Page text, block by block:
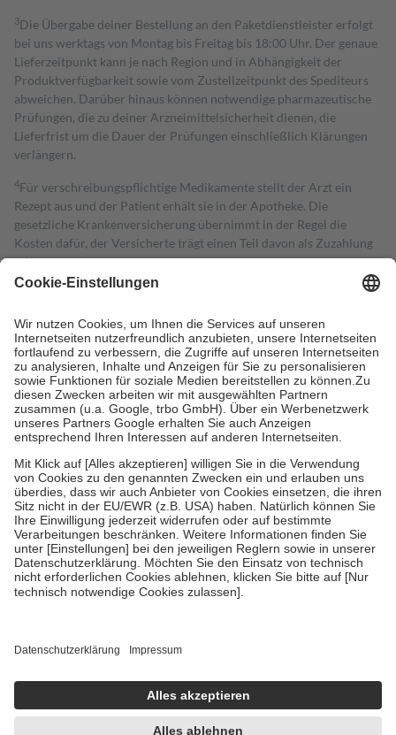
3Die Übergabe deiner Bestellung an den Paketdienstleister erfolgt
bei uns werktags von Montag bis Freitag bis 18:00 Uhr. Der genaue
Lieferzeitpunkt kann je nach Region und in Abhängigkeit der
Produktverfügbarkeit sowie vom Zustellzeitpunkt des Spediteurs
abweichen. Darüber hinaus können notwendige pharmazeutische
Prüfungen, die zu deiner Arzneimittelsicherheit dienen, die
Lieferfrist um die Dauer der Prüfungen einschließlich Klärungen
verlängern.
4Für verschreibungspflichtige Medikamente stellt der Arzt ein
Rezept aus und der Patient erhält sie in der Apotheke. Die
gesetzliche Krankenversicherung übernimmt in der Regel die
Kosten dafür, der Versicherte trägt einen Teil davon als Zuzahlung
mit.
Grundsätzlich leisten Mitglieder Zuzahlungen in Höhe von zehn
höchstens zehn Euro.
Es sind jedoch nie mehr als die tatsächlichen
Kosten der Leistung zu entrichten.
Diese Regeln gelten grundsätzlich auch für Online-Apotheken.
Bei Heilmitteln und häuslicher Krankenpflege beträgt die
Zuzahlung zehn Prozent der Kosten sowie zehn Euro je
Verordnung.
Um das Engagement der Versicherten für ihre eigene Gesundheit zu
stärken und die besondere Stellung der Familie zu unterstützen,
fallenkeine Zuzahlungenan bei:
• Kindern und Jugendlichen bis zum vollendeten 18. Lebensjahr
mit Ausnahme der Fahrkosten
• Untersuchungen zur Vorsorge und Früherkennung, die von der
GKV getragen werden
• empfohlenen Schutzimpfungen
• Harn- und Blutteststreifen
getroffen, um sicherzustellen, dass es sich um echte Bewertungen
https://help.etrusted.com/hc/de/articles/4419944605341
Einige Bilder und Inhalte wurden unter Zuhilfenahme künstlicher